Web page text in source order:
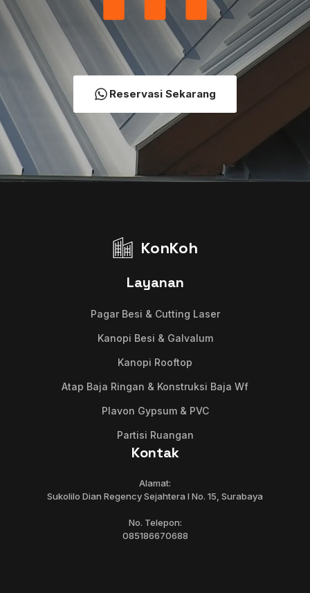
Reservasi Sekarang
KonKoh
Layanan
Pagar Besi & Cutting Laser
Kanopi Besi & Galvalum
Kanopi Rooftop
Atap Baja Ringan & Konstruksi Baja Wf
Plavon Gypsum & PVC
Partisi Ruangan
Kontak
Alamat:
Sukolilo Dian Regency Sejahtera I No. 15, Surabaya
No. Telepon:
085186670688